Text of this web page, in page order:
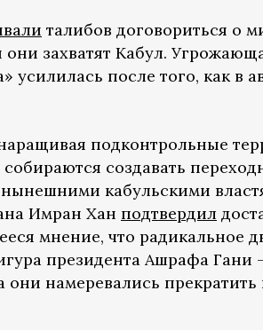
талибов договориться о
захватят Кабул.
после того, как в
подконтрольные
собираются создавать
нынешними кабульскими
Имран Хан подтвердил
мнение, что радикальное
президента Ашрафа Гани
они намеревались